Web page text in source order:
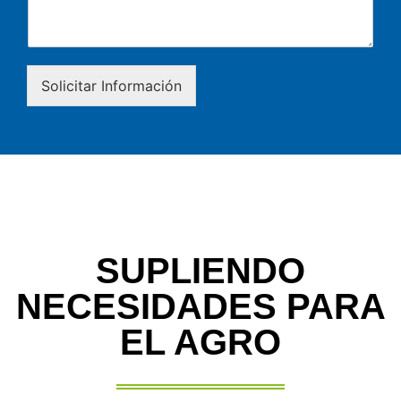
Solicitar Información
SUPLIENDO
NECESIDADES PARA
EL AGRO